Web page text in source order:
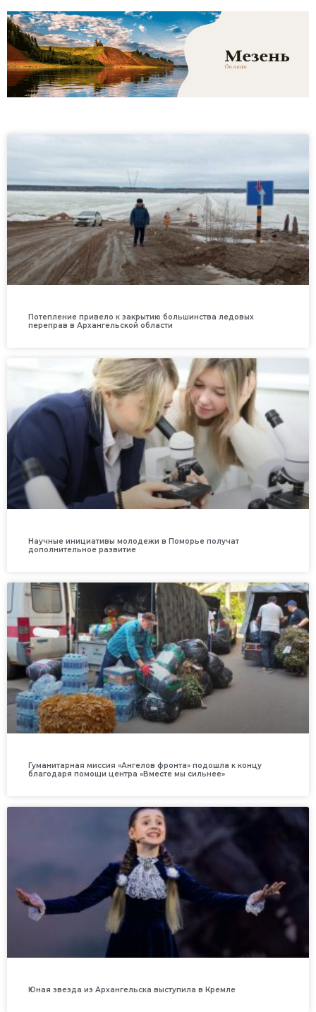
Потепление привело к закрытию большинства ледовых
переправ в Архангельской области
Научные инициативы молодежи в Поморье получат
дополнительное развитие
Гуманитарная миссия «Ангелов фронта» подошла к концу
благодаря помощи центра «Вместе мы сильнее»
Юная звезда из Архангельска выступила в Кремле